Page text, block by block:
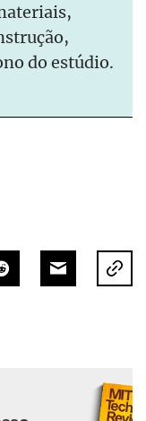
do estúdio.